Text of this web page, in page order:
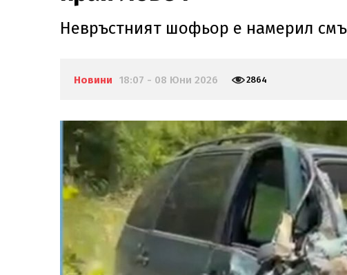
Невръстният шофьор е намерил
Новини 18:07 - 08 Юни 2026 2864